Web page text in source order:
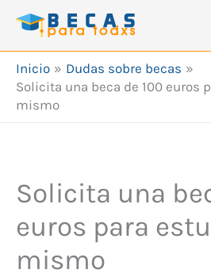
Inicio
Dudas sobre becas
Solicita una beca de 100 euros
mismo
Solicita una
euros para
mismo